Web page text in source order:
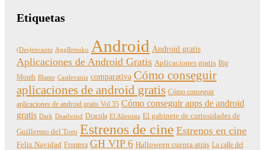
Etiquetas
(Des)encanto AggRetsuko Android Android gratis
Aplicaciones de Android Gratis Aplicaciones gratis Big
Mouth Blame Castlevania comparativa Cómo conseguir
aplicaciones de android gratis Cómo conseguir
aplicaciones de android gratis Vol 35 Cómo conseguir apps de android
gratis Dark Deadwind Dracula El Alienista El gabinete de curiosidades de
Guillermo del Toro Estrenos de cine Estrenos en cine
Feliz Navidad Frontera GH VIP 6 Halloween cuenta atrás La calle del